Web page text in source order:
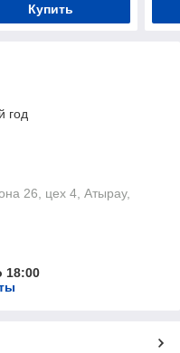
Купить
год
26, цех 4, Атырау,
18:00